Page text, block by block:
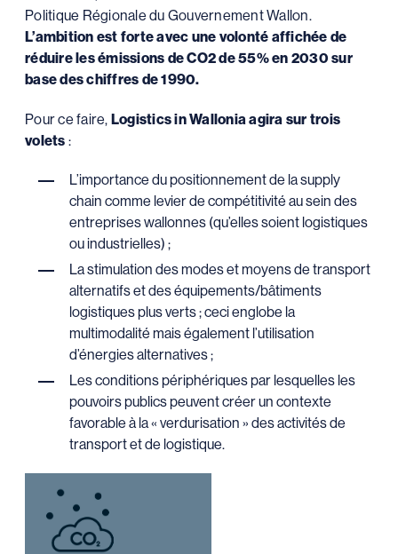
Politique Régionale du Gouvernement Wallon.
L’ambition est forte avec une volonté affichée de
réduire les émissions de CO2 de 55% en 2030 sur
base des chiffres de 1990.
Pour ce faire, Logistics in Wallonia agira sur trois
volets :
L’importance du positionnement de la supply
chain comme levier de compétitivité au sein des
entreprises wallonnes (qu’elles soient logistiques
ou industrielles) ;
La stimulation des modes et moyens de transport
alternatifs et des équipements/bâtiments
logistiques plus verts ; ceci englobe la
multimodalité mais également l’utilisation
d’énergies alternatives ;
Les conditions périphériques par lesquelles les
pouvoirs publics peuvent créer un contexte
favorable à la « verdurisation » des activités de
transport et de logistique.